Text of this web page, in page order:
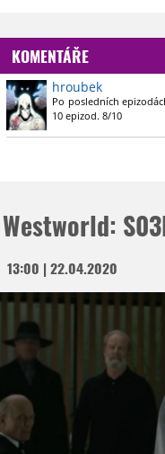
KOMENTÁŘE
hroubek
Po posledních
10 epizod. 8/10
Westworld:
13:00 | 22.04.2020